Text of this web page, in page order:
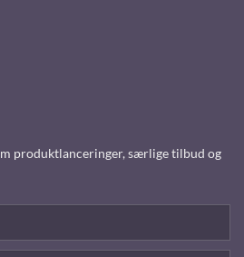
produktlanceringer, særlige tilbud og